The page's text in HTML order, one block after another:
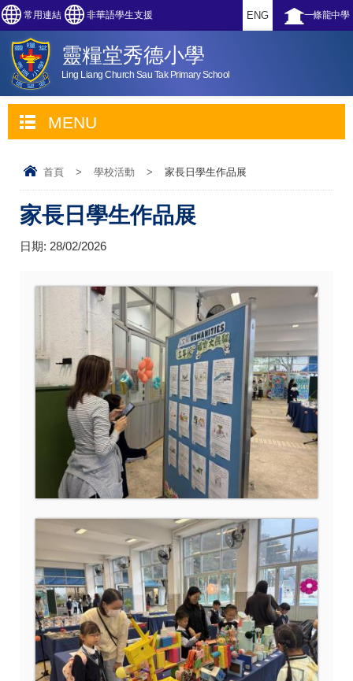
常用連結 非華語學生支援 一條龍中學
ENG
靈糧堂秀德小學
Ling Liang Church Sau Tak Primary School
MENU
首頁 > 學校活動 > 家長日學生作品展
家長日學生作品展
日期: 28/02/2026